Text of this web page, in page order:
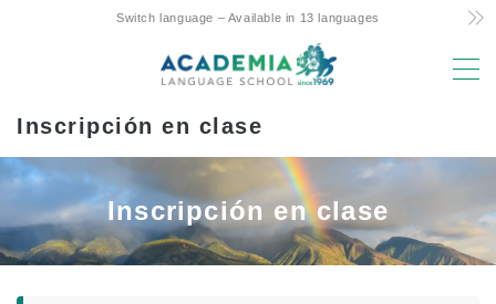
Switch language – Available in 13 languages
¡Bajo coste! Commitment and Secrets
El único curso semanal de 4 días de Hawaii
Apoyo Amistoso para Padres e Hijos que
Inscripción en clase
Inscripción en clase